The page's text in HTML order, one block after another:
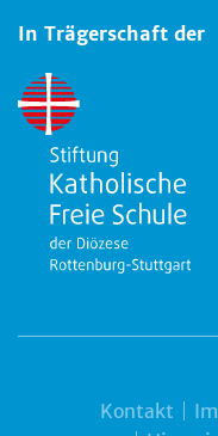
In Trägerschaft der
Kontakt